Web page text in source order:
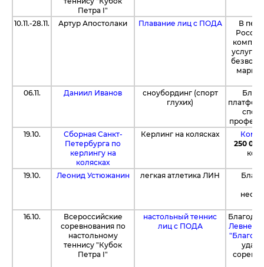
Петра I"
10.11.-28.11. Артур Апостолаки Плавание лиц с ПОДА
В
услуги
06.11.
Даниил Иванов
сноубординг (спорт
глухих)
19.10.
Сборная Санкт-
Петербурга по
керлингу на
колясках
Керлинг на колясках
250
19.10. Леонид Устюжанин легкая атлетика ЛИН
16.10.
Всероссийские
соревнования по
настольному
теннису "Кубок
Петра I"
настольный теннис
лиц с ПОДА
Левневу